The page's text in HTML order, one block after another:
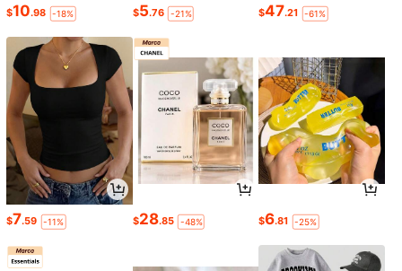
$10.98 -18% $5.76 -21% $47.21 -61%
$7.59 -11% $28.85 -48% $6.81 -25%